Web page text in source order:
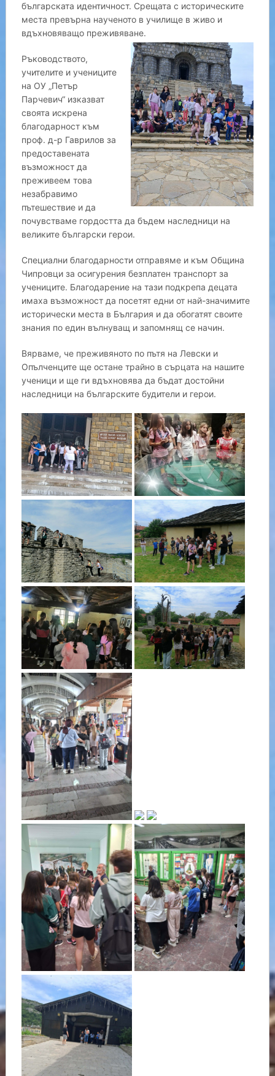
българската идентичност. Срещата с историческите
места превърна наученото в училище в живо и
вдъхновяващо преживяване.
Ръководството,
учителите и учениците
на ОУ „Петър
Парчевич“ изказват
своята искрена
благодарност към
проф. д-р Гаврилов за
предоставената
възможност да
преживеем това
незабравимо
пътешествие и да
почувстваме гордостта да бъдем наследници на
великите български герои.
Специални благодарности отправяме и към Община
Чипровци за осигурения безплатен транспорт за
учениците. Благодарение на тази подкрепа децата
имаха възможност да посетят едни от най-значимите
исторически места в България и да обогатят своите
знания по един вълнуващ и запомнящ се начин.
Вярваме, че преживяното по пътя на Левски и
Опълченците ще остане трайно в сърцата на нашите
ученици и ще ги вдъхновява да бъдат достойни
наследници на българските будители и герои.